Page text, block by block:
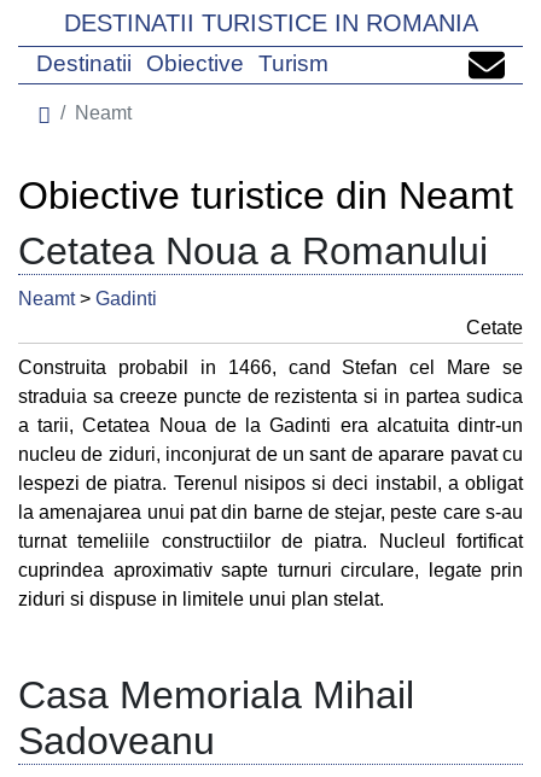
DESTINATII TURISTICE IN ROMANIA
Destinatii Obiective Turism
Neamt
Obiective turistice din Neamt
Cetatea Noua a Romanului
Neamt> Gadinti
Cetate
Construita probabil in 1466, cand Stefan cel Mare se
straduia sa creeze puncte de rezistenta si in partea sudica
a tarii, Cetatea Noua de la Gadinti era alcatuita dintr-un
nucleu de ziduri, inconjurat de un sant de aparare pavat cu
lespezi de piatra. Terenul nisipos si deci instabil, a obligat
la amenajarea unui pat din barne de stejar, peste care s-au
turnat temeliile constructiilor de piatra. Nucleul fortificat
cuprindea aproximativ sapte turnuri circulare, legate prin
ziduri si dispuse in limitele unui plan stelat.
Casa Memoriala Mihail
Sadoveanu